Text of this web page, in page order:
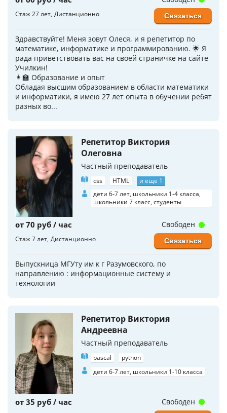
Стаж 27 лет Дистанционно
Здравствуйте! Меня зовут Олеся, и я репетитор по
математике, информатике и программированию. 🌟 Я
рада приветствовать вас на своей страничке на сайте
Училкин!
👩‍🏫 Образование и опыт
Обладая высшим образованием в области математики
и информатики, я имею 27 лет опыта в обучении ребят
разных во...
Связаться
Репетитор Виктория
Олеговна
Частный преподаватель
css HTML
и еще 1
дети 6-7 лет, школьники 1-4 класса,
школьники 7 класс, студенты
от 70 руб / час
Стаж 7 лет Дистанционно
Выпускница МГУту им к г Разумовского, по
направлению : информационные систему и
технологии
Свободен
Связаться
Репетитор Виктория
Андреевна
Частный преподаватель
pascal
python
дети 6-7 лет, школьники 1-10 класса
от 35 руб / час Свободен